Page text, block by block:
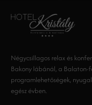
Négycsillagos relax és
Bakony lábánál, a Balaton-
programlehetőségek,
egész évben.